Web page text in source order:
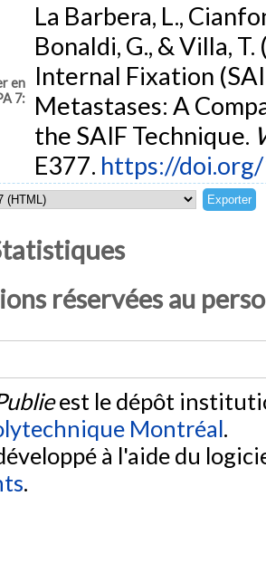
en
7:
La Barbera, L.,
Bonaldi, G., & Villa,
Internal Fixation
Metastases: A
the SAIF Technique.
E377. https://
réservées au
est le dépôt
Montréal.
à l'aide du
.